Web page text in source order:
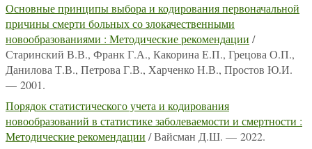
Основные принципы выбора и кодирования первоначальной
причины смерти больных со злокачественными
новообразованиями : Методические рекомендации /
Старинский В.В., Франк Г.А., Какорина Е.П., Грецова О.П.,
Данилова Т.В., Петрова Г.В., Харченко Н.В., Простов Ю.И.
— 2001.
Порядок статистического учета и кодирования
новообразований в статистике заболеваемости и смертности :
Методические рекомендации / Вайсман Д.Ш. — 2022.